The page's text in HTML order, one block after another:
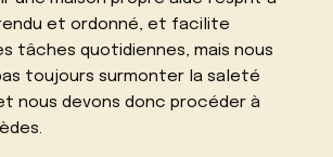
et ordonné, et facilite
tâches quotidiennes, mais nous
toujours surmonter la saleté
nous devons donc procéder à